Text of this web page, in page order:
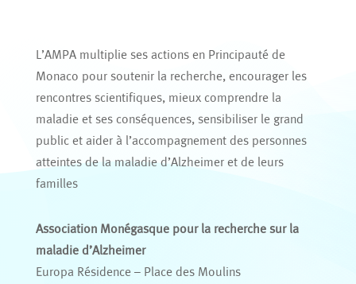
L’AMPA multiplie ses actions en Principauté de
Monaco pour soutenir la recherche, encourager les
rencontres scientifiques, mieux comprendre la
maladie et ses conséquences, sensibiliser le grand
public et aider à l’accompagnement des personnes
atteintes de la maladie d’Alzheimer et de leurs
familles
Association Monégasque pour la recherche sur la
maladie d’Alzheimer
Europa Résidence – Place des Moulins